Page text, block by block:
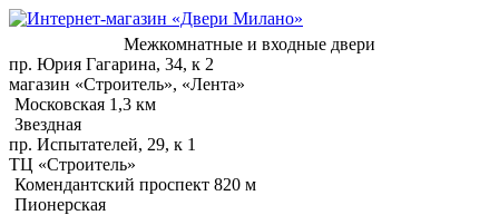
Межкомнатные и входные двери
пр. Юрия Гагарина, 34, к 2
магазин «Строитель», «Лента»
Московская 1,3 км
Звездная
пр. Испытателей, 29, к 1
ТЦ «Строитель»
Комендантский проспект 820 м
Пионерская